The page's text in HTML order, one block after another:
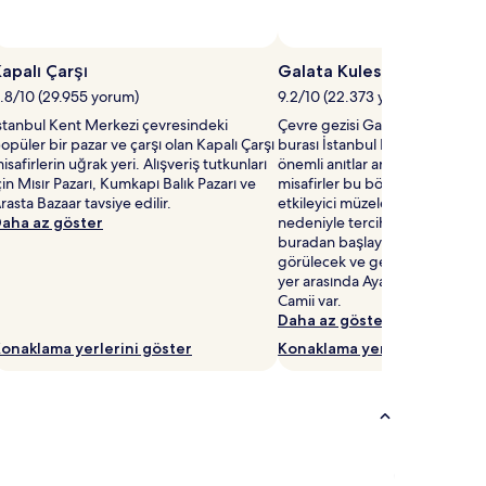
Çarşı
10 (29.955 yorum)
Kent Merkezi çevresindeki
bir pazar ve çarşı olan Kapalı Çarşı
uğrak yeri. Alışveriş tutkunları
Mısır Pazarı, Kumkapı Balık Pazarı ve
Bazaar tavsiye edilir.
az göster
yerlerini göster
Galata Kulesi
9.2/10 (22.373 yorum)
Çevre gezisi Galata Kulesi
burası İstanbul Kent Merkezi
önemli anıtlar arasında.
misafirler bu bölgeyi
etkileyici müzeler ve
nedeniyle tercih ediyor— gezi
buradan başlayın. İstanbul
görülecek ve gezilecek çok
yer arasında Aya Sofya ve
Camii var.
Daha az göster
Konaklama yerlerini göster